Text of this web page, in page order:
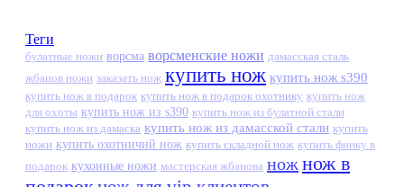
Теги
булатные ножи ворсма ворсменские ножи дамасская сталь
жбанов ножи заказать нож купить нож купить нож s390
купить нож в подарок купить нож в подарок охотнику купить нож
для охоты купить нож из s390 купить нож из булатной стали
купить нож из дамаска купить нож из дамасской стали купить
ножи купить охотничий нож купить складной нож купить финку в
подарок кухонные ножи мастерская жбанова ножнож в